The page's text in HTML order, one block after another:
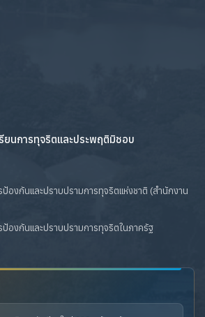
ยนการทุจริตและประพฤติมิชอบ
องกันและปราบปรามการทุจริตแห่งชาติ (สำนักงาน
องกันและปราบปรามการทุจริตในภาครัฐ